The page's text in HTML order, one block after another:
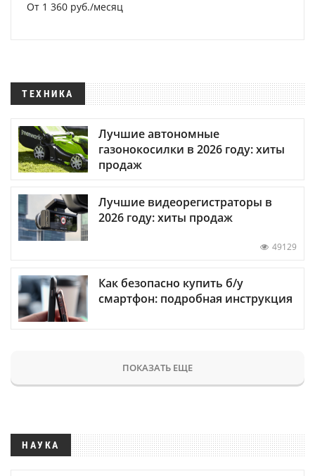
От 1 360 руб./месяц
ТЕХНИКА
Лучшие автономные
газонокосилки в 2026 году: хиты
продаж
Лучшие видеорегистраторы в
2026 году: хиты продаж
49129
Как безопасно купить б/у
смартфон: подробная инструкция
ПОКАЗАТЬ ЕЩЕ
НАУКА